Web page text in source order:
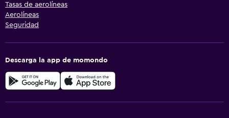
Tasas de aerolíneas
Aerolíneas
Seguridad
Descarga la app de momondo